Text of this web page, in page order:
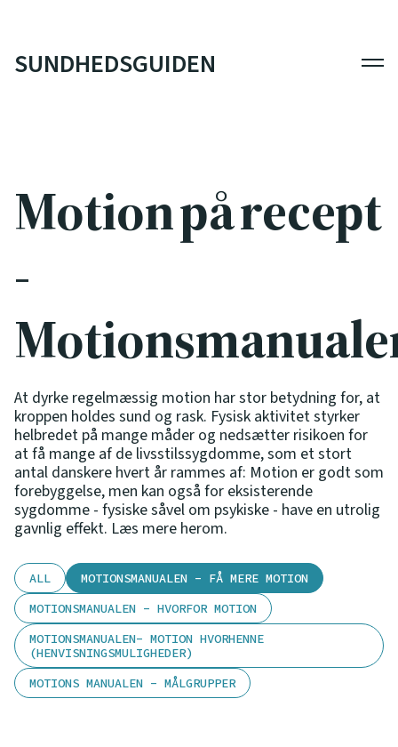
SUNDHEDSGUIDEN
Motion på recept
-
At dyrke regelmæssig motion har stor betydning for, at
kroppen holdes sund og rask. Fysisk aktivitet styrker
helbredet på mange måder og nedsætter risikoen for
at få mange af de livsstilssygdomme, som et stort
antal danskere hvert år rammes af: Motion er godt som
forebyggelse, men kan også for eksisterende
sygdomme - fysiske såvel om psykiske - have en utrolig
gavnlig effekt. Læs mere herom.
ALL
MOTIONSMANUALEN - FÅ MERE MOTION
MOTIONSMANUALEN - HVORFOR MOTION
MOTIONSMANUALEN- MOTION HVORHENNE
(HENVISNINGSMULIGHEDER)
MOTIONS MANUALEN - MÅLGRUPPER